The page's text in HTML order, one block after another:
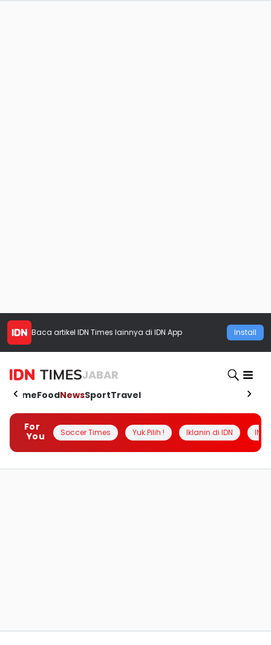
Baca artikel IDN Times lainnya di IDN App Install
JABAR
HomeFoodNewsSportTravel
For
You
Soccer Times Yuk Pilih ! Iklanin di IDN